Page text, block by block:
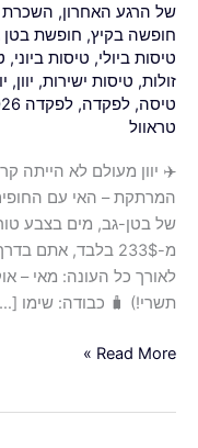
של הרגע האחרון, השכרת
חופשה בקיץ, חופשת בטן
טיסות ביולי, טיסות ביוני,
זולות, טיסות ישירות, יוון,
טיסה, לפקדה, לפקדה 2026
טראוול
✈️ יוון מעולם לא הייתה
של בטן-גב, מים בצבע
מ-233$ בלבד, אתם
תשרי!) 🧳 כבודה: שימו
טורקיז
עמוק
ואוכל
יווני
משובח?
מ-233$
בלבד,
אתם
בדרך
לגן
עדן!
Read More »